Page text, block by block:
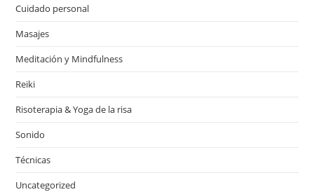
Cuidado personal
Masajes
Meditación y Mindfulness
Reiki
Risoterapia & Yoga de la risa
Sonido
Técnicas
Uncategorized